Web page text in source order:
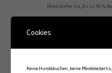
Veranstalter vor, bis zu 50 %
abgesagt werden, wird dem/
vollständig zurückerstattet.
Cookies
Keine Hundekuchen, keine